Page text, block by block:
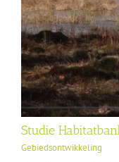
Studie
Gebiedsontwikkeling